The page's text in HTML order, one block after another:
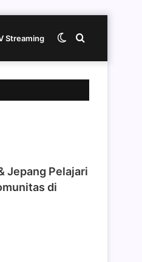
Streaming Cari
Switch
Jepang Pelajari
di